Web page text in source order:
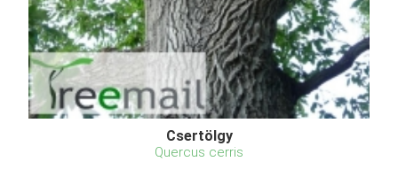
Csertölgy
Quercus cerris